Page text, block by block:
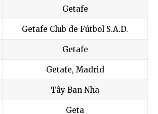
Getafe
Getafe Club de Fútbol S.A.D.
Getafe
Getafe, Madrid
Tây Ban Nha
Geta